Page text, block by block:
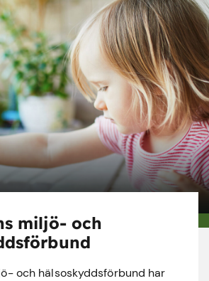
miljö- och
och hälsoskyddsförbund har